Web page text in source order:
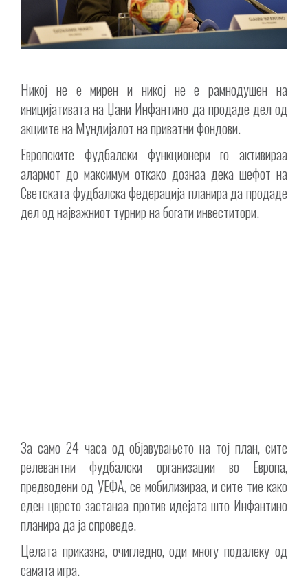
Никој не е мирен и никој не е рамнодушен на
иницијативата на Џани Инфантино да продаде дел од
акциите на Мундијалот на приватни фондови.
Европските фудбалски функционери го активираа
алармот до максимум откако дознаа дека шефот на
Светската фудбалска федерација планира да продаде
дел од најважниот турнир на богати инвеститори.
За само 24 часа од објавувањето на тој план, сите
релевантни фудбалски организации во Европа,
предводени од УЕФА, се мобилизираа, и сите тие како
еден цврсто застанаа против идејата што Инфантино
планира да ја спроведе.
Целата приказна, очигледно, оди многу подалеку од
самата игра.